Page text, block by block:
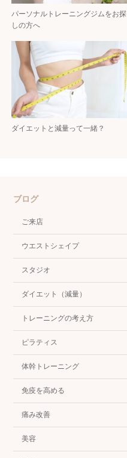
パーソナルトレーニングジムをお探
しの方へ
ダイエットと減量って一緒？
ブログ
ご来店
ウエストシェイプ
スタジオ
ダイエット（減量）
トレーニングの考え方
ピラティス
体幹トレーニング
免疫を高める
痛み改善
美容